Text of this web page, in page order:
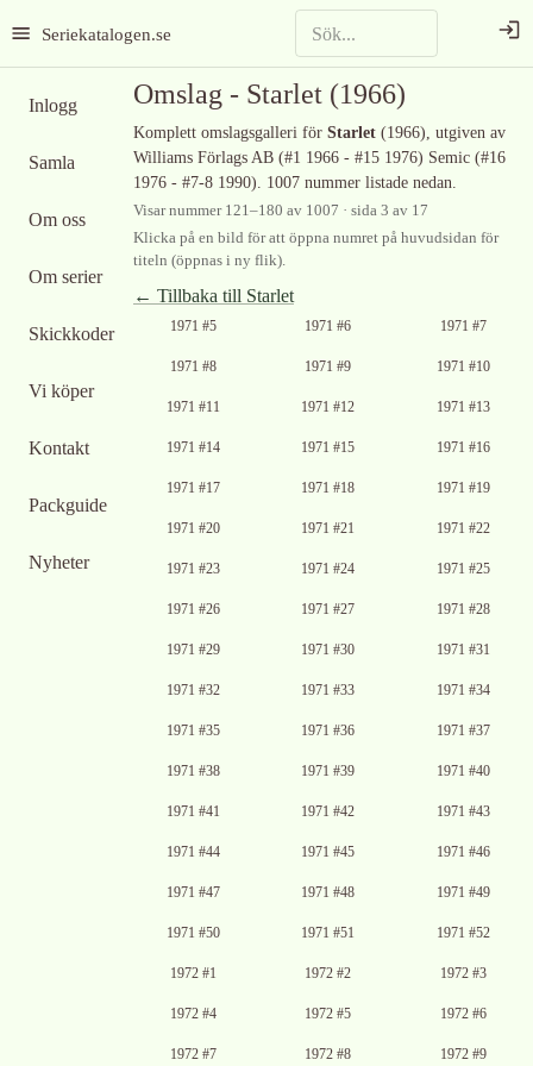
Seriekatalogen.se
Inlogg
Samla
Om oss
Om serier
Skickkoder
Vi köper
Kontakt
Packguide
Nyheter
Omslag - Starlet (1966)
Komplett omslagsgalleri för Starlet (1966), utgiven av
Williams Förlags AB (#1 1966 - #15 1976) Semic (#16
1976 - #7-8 1990). 1007 nummer listade nedan.
Visar nummer 121–180 av 1007 · sida 3 av 17
Klicka på en bild för att öppna numret på huvudsidan för
titeln (öppnas i ny flik).
← Tillbaka till Starlet
1971 #5 1971 #6 1971 #7
1971 #8 1971 #9 1971 #10
1971 #11 1971 #12 1971 #13
1971 #14 1971 #15 1971 #16
1971 #17 1971 #18 1971 #19
1971 #20 1971 #21 1971 #22
1971 #23 1971 #24 1971 #25
1971 #26 1971 #27 1971 #28
1971 #29 1971 #30 1971 #31
1971 #32 1971 #33 1971 #34
1971 #35 1971 #36 1971 #37
1971 #38 1971 #39 1971 #40
1971 #41 1971 #42 1971 #43
1971 #44 1971 #45 1971 #46
1971 #47 1971 #48 1971 #49
1971 #50 1971 #51 1971 #52
1972 #1 1972 #2 1972 #3
1972 #4 1972 #5 1972 #6
1972 #7 1972 #8 1972 #9